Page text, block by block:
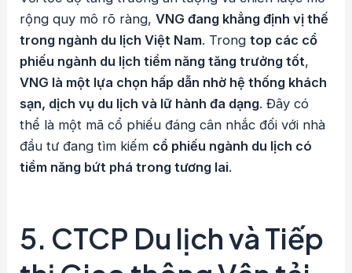
rộng quy mô rõ ràng,VNG đang khẳng định vị thế
trong ngành du lịch Việt Nam. Trongtop các cổ
phiếu ngành du lịch tiềm năng tăng trưởng tốt,
VNG là một lựa chọn hấp dẫn nhờ hệ thống khách
sạn, dịch vụ du lịch và lữ hành đa dạng. Đây có
thể là một mã cổ phiếu đáng cân nhắc đối với nhà
đầu tư đang tìm kiếm cổ phiếu ngành du lịch có
tiềm năng bứt phá trong tương lai.
5. CTCP Du lịch và Tiếp